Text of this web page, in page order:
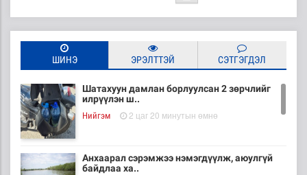
ШИНЭ ЭРЭЛТТЭЙ СЭТГЭГДЭЛ
Шатахуун дамлан борлуулсан 2 зөрчлийг
илрүүлэн ш..
Нийгэм 2 цаг 20 минутын өмнө
Анхаарал сэрэмжээ нэмэгдүүлж, аюулгүй
байдлаа ха..